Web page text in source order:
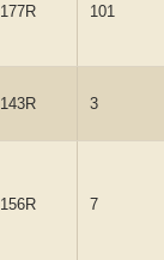
177R 101
143R 3
156R 7